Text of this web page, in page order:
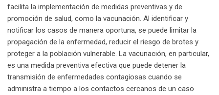
facilita la implementación de medidas preventivas y de
promoción de salud, como la vacunación. Al identificar y
notificar los casos de manera oportuna, se puede limitar la
propagación de la enfermedad, reducir el riesgo de brotes y
proteger a la población vulnerable. La vacunación, en particular,
es una medida preventiva efectiva que puede detener la
transmisión de enfermedades contagiosas cuando se
administra a tiempo a los contactos cercanos de un caso